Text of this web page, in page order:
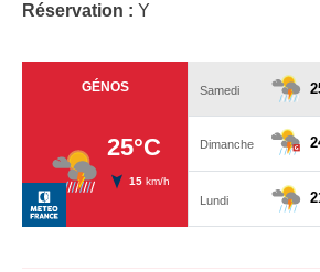
Réservation : Y